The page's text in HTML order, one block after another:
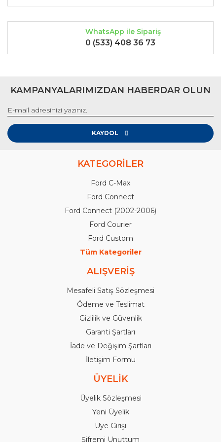
WhatsApp ile Sipariş
0 (533) 408 36 73
KAMPANYALARIMIZDAN HABERDAR OLUN
KAYDOL
KATEGORİLER
Ford C-Max
Ford Connect
Ford Connect (2002-2006)
Ford Courier
Ford Custom
Tüm Kategoriler
ALIŞVERİŞ
Mesafeli Satış Sözleşmesi
Ödeme ve Teslimat
Gizlilik ve Güvenlik
Garanti Şartları
İade ve Değişim Şartları
İletişim Formu
ÜYELİK
Üyelik Sözleşmesi
Yeni Üyelik
Üye Girişi
Şifremi Unuttum